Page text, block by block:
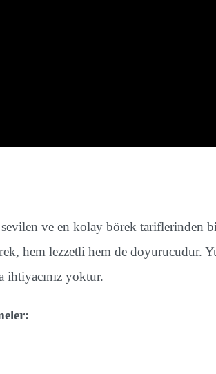
ve en kolay börek tariflerinden
hem lezzetli hem de doyurucudur.
ihtiyacınız yoktur.